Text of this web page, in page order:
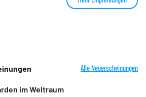
Alle Neuerscheinungen
im Weltraum